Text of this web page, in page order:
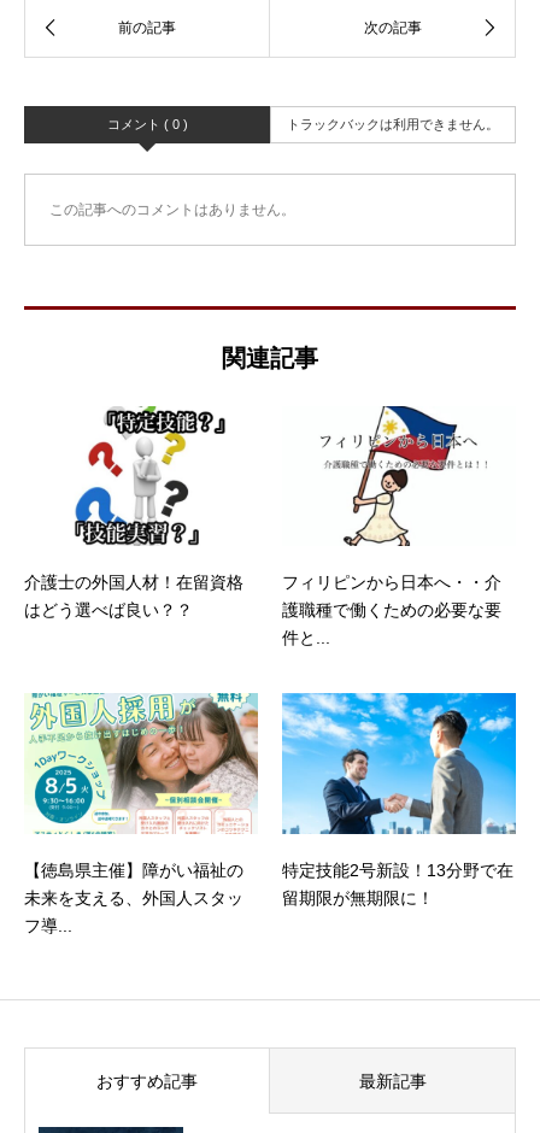
コメント ( 0 ) トラックバックは利用できません。
この記事へのコメントはありません。
関連記事
介護士の外国人材！在留資格
はどう選べば良い？？
フィリピンから日本へ・・介
護職種で働くための必要な要
件と...
【徳島県主催】障がい福祉の
未来を支える、外国人スタッ
フ導...
特定技能2号新設！13分野で在
留期限が無期限に！
おすすめ記事 最新記事